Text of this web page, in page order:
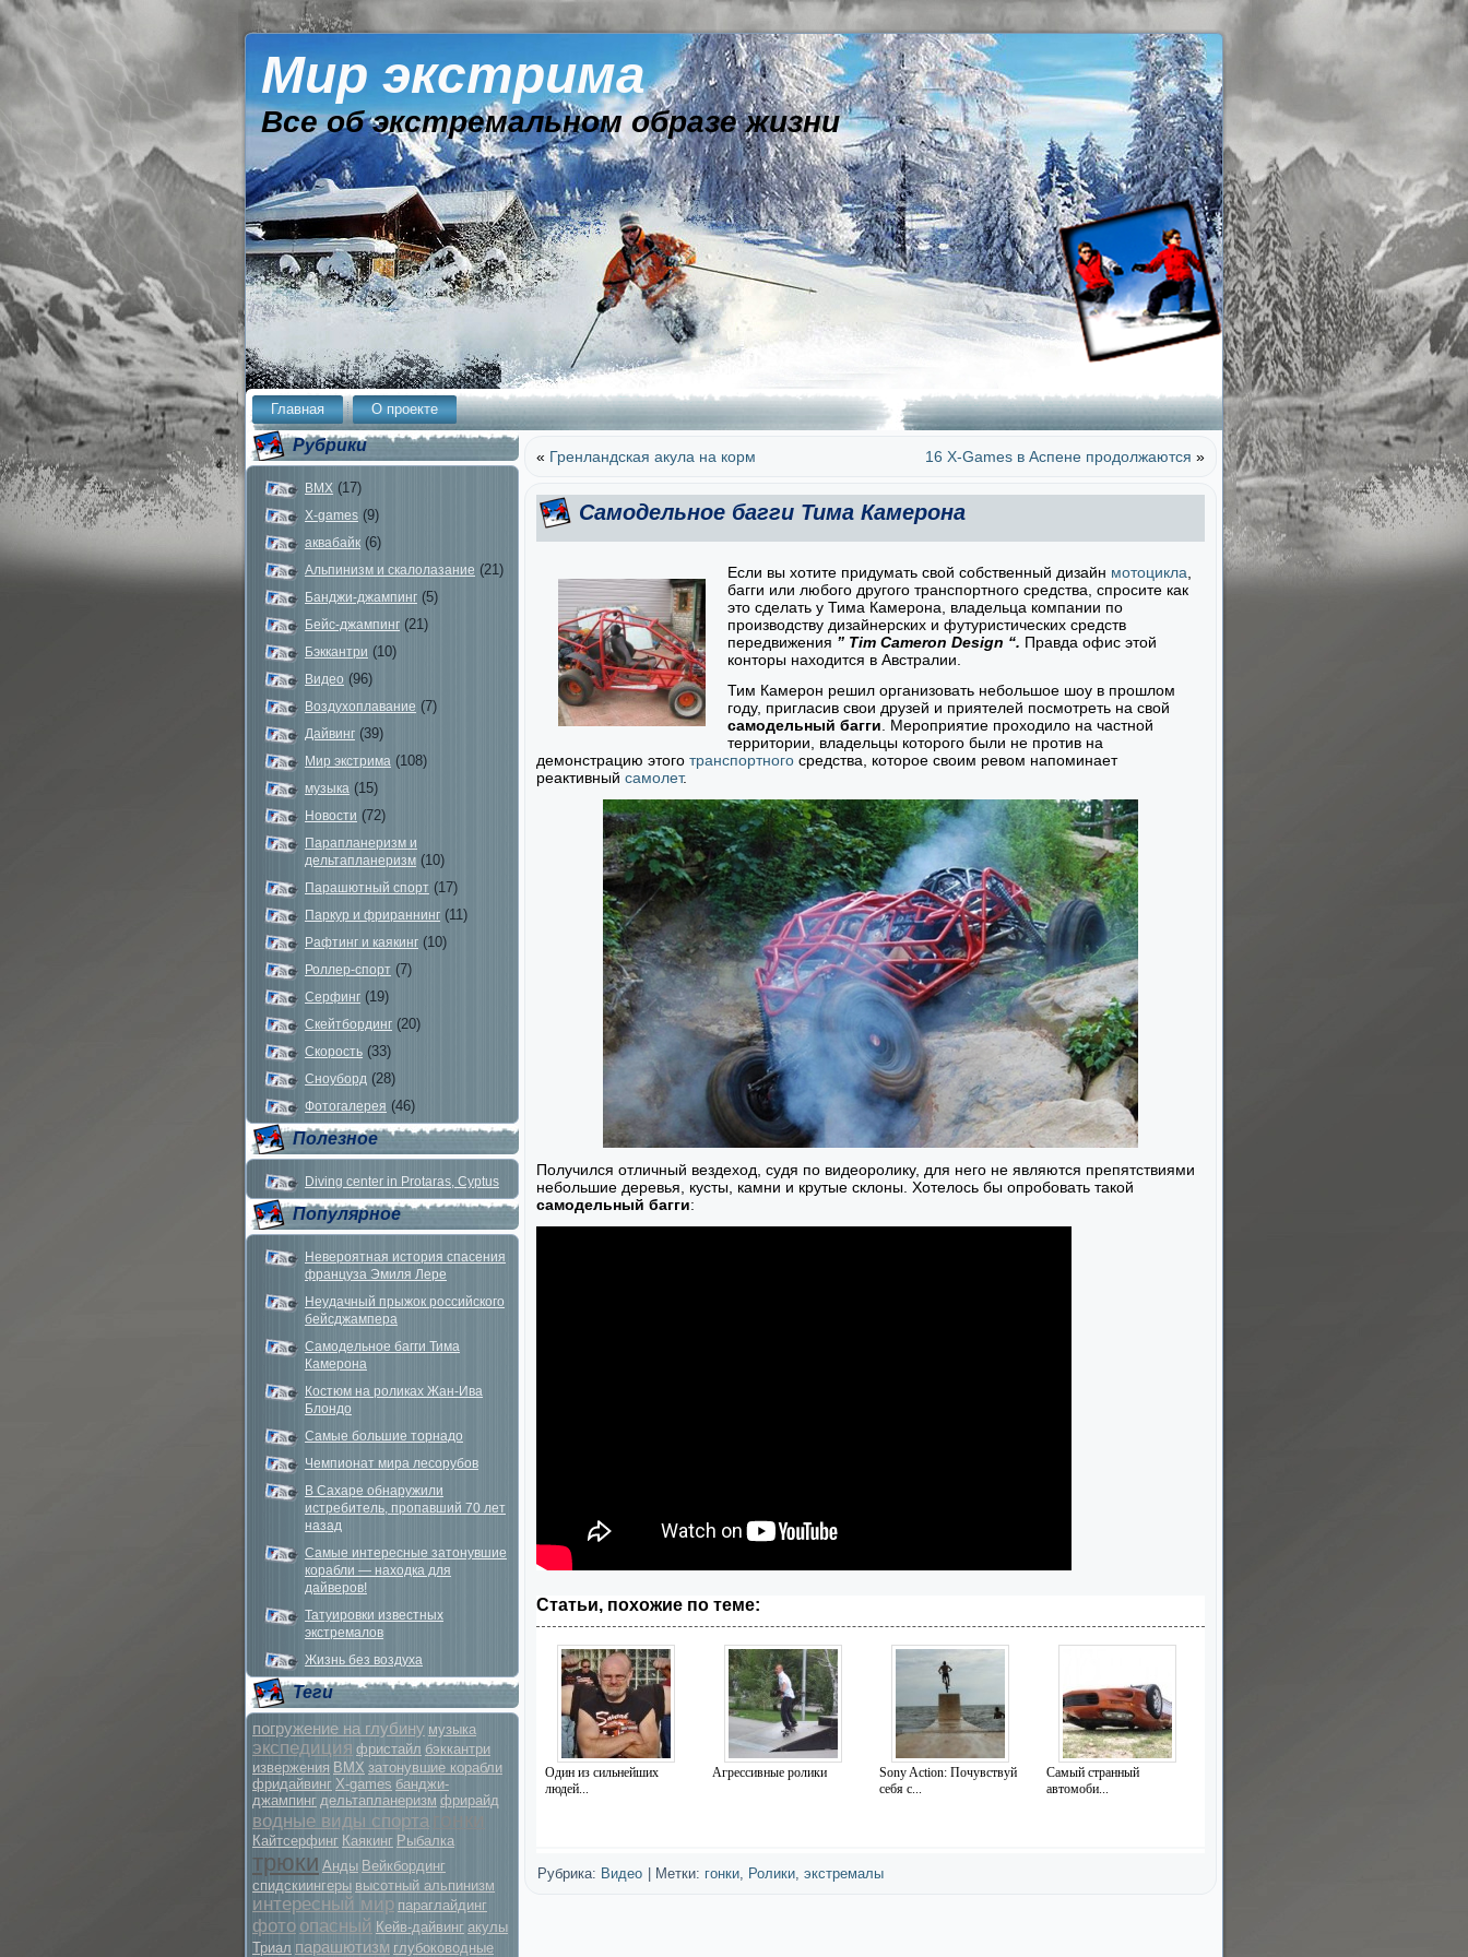
Мир экстрима
Все об экстремальном образе жизни
Главная О проекте
Рубрики
BMX (17)
X-games (9)
аквабайк (6)
Альпинизм и скалолазание (21)
Банджи-джампинг (5)
Бейс-джампинг (21)
Бэккантри (10)
Видео (96)
Воздухоплавание (7)
Дайвинг (39)
Мир экстрима (108)
музыка (15)
Новости (72)
Парапланеризм и
дельтапланеризм (10)
Парашютный спорт (17)
Паркур и фрираннинг (11)
Рафтинг и каякинг (10)
Роллер-спорт (7)
Серфинг (19)
Скейтбординг (20)
Скорость (33)
Сноуборд (28)
Фотогалерея (46)
Полезное
Diving center in Protaras, Cyptus
Популярное
Невероятная история спасения
француза Эмиля Лере
Неудачный прыжок российского
бейсджампера
Самодельное багги Тима
Камерона
Костюм на роликах Жан-Ива
Блондо
Самые большие торнадо
Чемпионат мира лесорубов
В Сахаре обнаружили
истребитель, пропавший 70 лет
назад
Самые интересные затонувшие
корабли — находка для
дайверов!
Татуировки известных
экстремалов
Жизнь без воздуха
Теги
погружение на глубину музыка
экспедиция фристайл бэккантри
извержения BMX затонувшие корабли
фридайвинг X-games банджи-
джампинг дельтапланеризм фрирайд
водные виды спорта
Кайтсерфинг Каякинг Рыбалка
трюки Анды Вейкбординг
спидскиингеры высотный альпинизм
интересный мир параглайдинг
фото опасный Кейв-дайвинг акулы
Триал парашютизм глубоководные
« Гренландская акула на корм 16 X-Games в Аспене продолжаются »
Самодельное багги Тима Камерона
Если вы хотите придумать свой собственный дизайн мотоцикла
багги или любого другого транспортного средства, спросите как
это сделать у Тима Камерона, владельца компании по
производству дизайнерских и футуристических средств
передвижения ” Tim Cameron Design “. Правда офис этой
конторы находится в Австралии.
Тим Камерон решил организовать небольшое шоу в прошлом
году, пригласив свои друзей и приятелей посмотреть на свой
самодельный багги . Мероприятие проходило на частной
территории, владельцы которого были не против на
демонстрацию этого транспортного средства, которое своим ревом напоминает
реактивный самолет.
Получился отличный вездеход, судя по видеоролику, для него не являются препятствиями
небольшие деревья, кусты, камни и крутые склоны. Хотелось бы опробовать такой
самодельный багги:
Статьи, похожие по теме:
Один из сильнейших
людей...
Агрессивные ролики
Sony Action: Почувствуй
себя с...
Самый странный
автомоби...
Рубрика: Видео Метки: гонки, Ролики, экстремалы